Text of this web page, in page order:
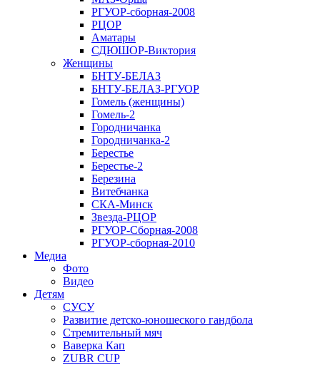
РГУОР-сборная-2008
РЦОР
Аматары
СДЮШОР-Виктория
Женщины
БНТУ-БЕЛАЗ
БНТУ-БЕЛАЗ-РГУОР
Гомель (женщины)
Гомель-2
Городничанка
Городничанка-2
Берестье
Берестье-2
Березина
Витебчанка
СКА-Минск
Звезда-РЦОР
РГУОР-Сборная-2008
РГУОР-сборная-2010
Медиа
Фото
Видео
Детям
СУСУ
Развитие детско-юношеского гандбола
Стремительный мяч
Ваверка Кап
ZUBR CUP